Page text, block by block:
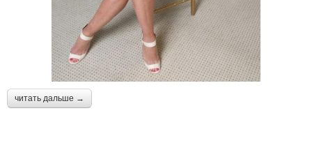
читать дальше →